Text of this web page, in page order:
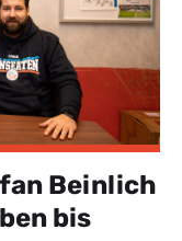
Beinlich
bis